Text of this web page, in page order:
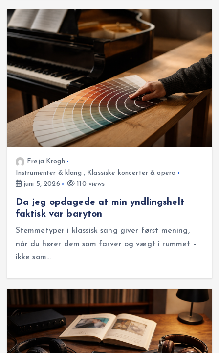
Freja Krogh
Instrumenter & klang , Klassiske koncerter & opera
juni 5, 2026
110 views
Da jeg opdagede at min yndlingshelt
faktisk var baryton
Stemmetyper i klassisk sang giver først mening,
når du hører dem som farver og vægt i rummet –
ikke som…